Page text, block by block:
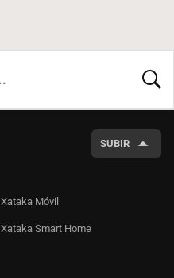
SUBIR
Xataka Móvil
Xataka Smart Home